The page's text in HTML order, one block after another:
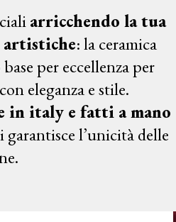
arricchendo la tua
artistiche: la ceramica
per eccellenza per
eleganza e stile.
in italy e fatti a mano
garantisce l’unicità delle